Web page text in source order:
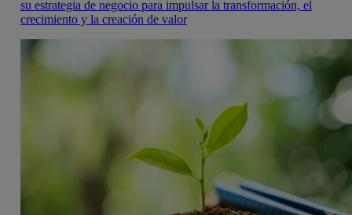
su estrategia de negocio para impulsar la transformación, el
crecimiento y la creación de valor